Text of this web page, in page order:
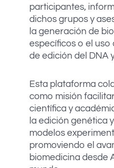
participantes,
dichos grupos y
la generación de
específicos o el
de edición del DNA
Esta plataforma
como misión
científica y
la edición genética
modelos
promoviendo el
biomedicina desde